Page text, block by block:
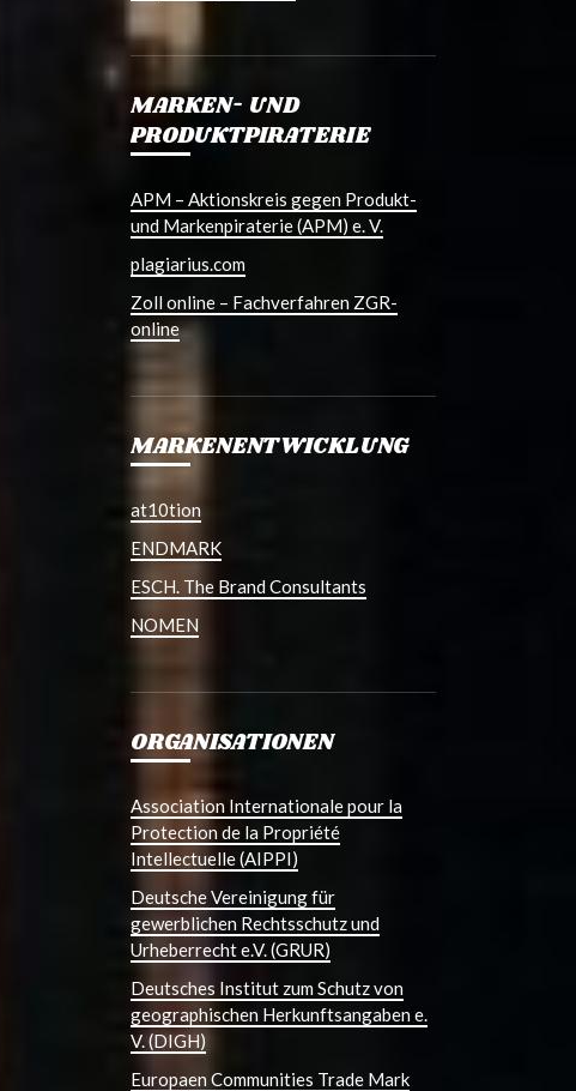
MARKEN- UND
PRODUKTPIRATERIE
APM – Aktionskreis gegen Produkt-
und Markenpiraterie (APM) e. V.
plagiarius.com
Zoll online – Fachverfahren ZGR-
online
MARKENENTWICKLUNG
at10tion
ENDMARK
ESCH. The Brand Consultants
NOMEN
ORGANISATIONEN
Association Internationale pour la
Protection de la Propriété
Intellectuelle (AIPPI)
Deutsche Vereinigung für
gewerblichen Rechtsschutz und
Urheberrecht e.V. (GRUR)
Deutsches Institut zum Schutz von
geographischen Herkunftsangaben e.
V. (DIGH)
Europaen Communities Trade Mark